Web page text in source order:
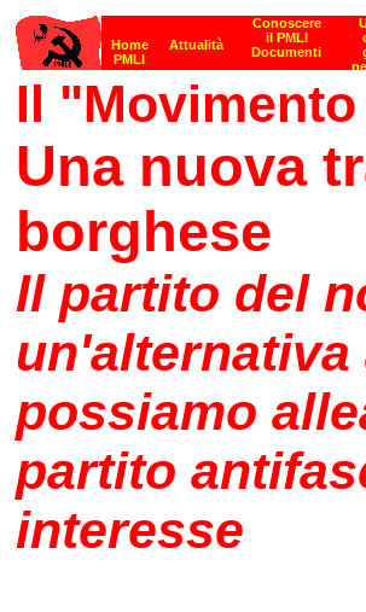
Il
Una nuova
borghese
Il partito del
possiamo
partito
interesse